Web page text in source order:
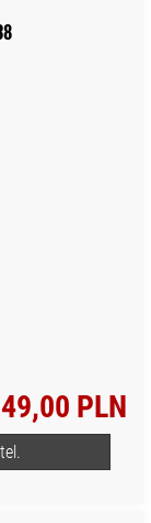
PLN
tel.